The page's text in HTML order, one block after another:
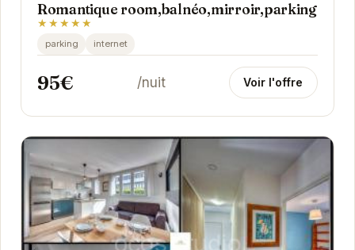
Romantique room,balnéo,mirroir,parking
★★★★★
parking internet
95€ /nuit Voir l'offre